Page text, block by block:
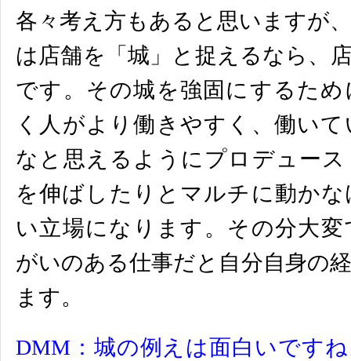
各々考え方もあると思いますが
は店舗を「城」
と捉えるなら、
です。 その城を強固にするた
く人がより働きやすく、 働いて
なと思えるようにプロデュー
を伸ばしたりとマルチに動か
い立場になります。 その分大
がいのある仕事だと自分自身の
ます。
DMM：城の例えは面白いです